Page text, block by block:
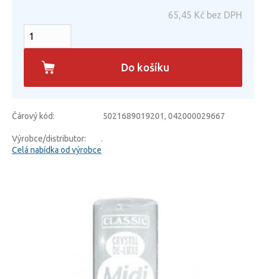
65,45 Kč bez DPH
Do košíku
Čárový kód: 5021689019201, 042000029667
Výrobce/distributor:
.
Celá nabídka od výrobce